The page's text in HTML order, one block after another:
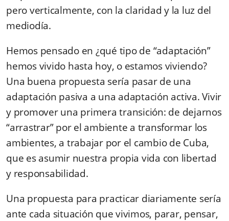
pero verticalmente, con la claridad y la luz del
mediodía.
Hemos pensado en ¿qué tipo de “adaptación”
hemos vivido hasta hoy, o estamos viviendo?
Una buena propuesta sería pasar de una
adaptación pasiva a una adaptación activa. Vivir
y promover una primera transición: de dejarnos
“arrastrar” por el ambiente a transformar los
ambientes, a trabajar por el cambio de Cuba,
que es asumir nuestra propia vida con libertad
y responsabilidad.
Una propuesta para practicar diariamente sería
ante cada situación que vivimos, parar, pensar,